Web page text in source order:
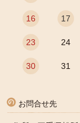
16 17
23 24
30 31
お問合せ先